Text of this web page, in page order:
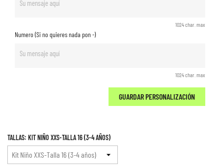
1024 char. max
Numero (Si no quieres nada pon -)
1024 char. max
GUARDAR PERSONALIZACIÓN
TALLAS: KIT NIÑO XXS-TALLA 16 (3-4 AÑOS)